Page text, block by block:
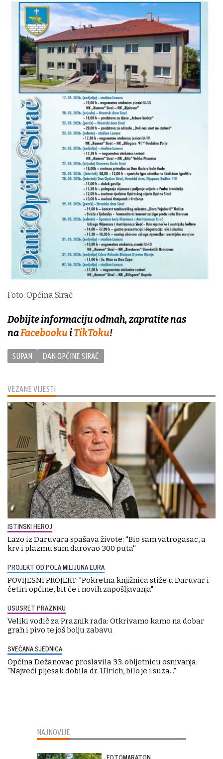
VEZANE VIJESTI
ISTINSKI HEROJ
Lazo iz Daruvara spašava živote: ''Bio sam vatrogasac, a
krv i plazmu sam darovao 300 puta''
PROJEKT OD POLA MILIJUNA EURA
POVIJESNI PROJEKT: "Pokretna knjižnica stiže u Daruvar i
četiri općine, bit će i novih zapošljavanja"
USUSRET PRAZNIKU
Veliki vodič za Praznik rada: Otkrivamo kamo na dobar
grah i pivo te još bolju zabavu
SVEČANA SJEDNICA
Općina Dežanovac proslavila 33. obljetnicu osnivanja:
"Najveći pljesak dobila dr. Ulrich, bilo je i suza..."
Foto: Općina Sirač
Dobijte informaciju odmah, zapratite nas
naFacebookuiTikToku!
SUPAN DAN OPĆINE SIRAČ
NAJNOVIJE